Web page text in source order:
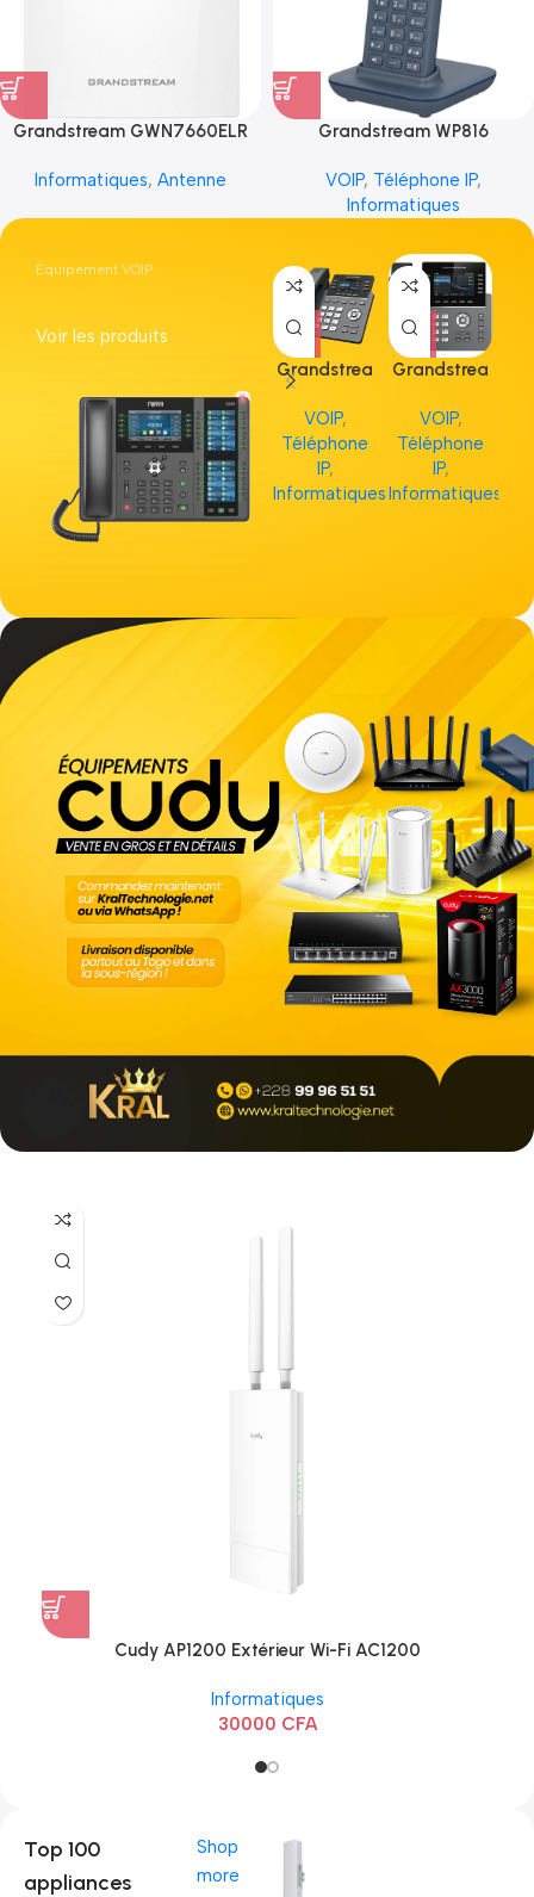
Grandstream GWN7660ELR
Informatiques, Antenne
Grandstream WP816
VOIP, Téléphone IP,
Informatiques
Equipement VOIP
Voir les produits
Grandstrea
m GRP2613
VOIP,
Téléphone
IP,
Informatiques
Grandstrea
VOIP,
Téléphone
IP,
Informatiques
Cudy AP1200 Extérieur Wi-Fi AC1200
Informatiques
30000 CFA
Top 100
appliances
Shop
more